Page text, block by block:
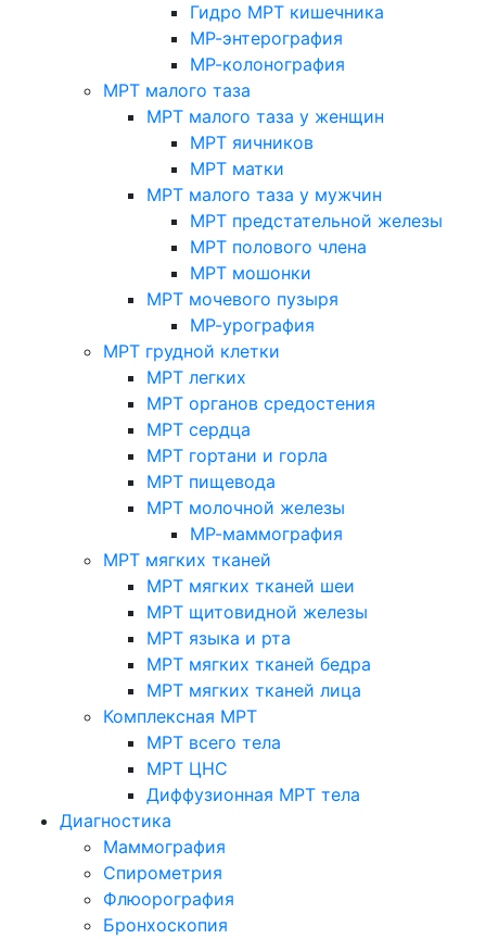
Гидро МРТ кишечника
МР-энтерография
МР-колонография
МРТ малого таза
МРТ малого таза у женщин
МРТ яичников
МРТ матки
МРТ малого таза у мужчин
МРТ предстательной железы
МРТ полового члена
МРТ мошонки
МРТ мочевого пузыря
МР-урография
МРТ грудной клетки
МРТ легких
МРТ органов средостения
МРТ сердца
МРТ гортани и горла
МРТ пищевода
МРТ молочной железы
МР-маммография
МРТ мягких тканей
МРТ мягких тканей шеи
МРТ щитовидной железы
МРТ языка и рта
МРТ мягких тканей бедра
МРТ мягких тканей лица
Комплексная МРТ
МРТ всего тела
МРТ ЦНС
Диффузионная МРТ тела
Диагностика
Маммография
Спирометрия
Флюорография
Бронхоскопия